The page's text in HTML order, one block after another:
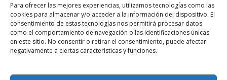
Para ofrecer las mejores experiencias, utilizamos tecnologías como las
cookies para almacenar y/o acceder a la información del dispositivo. El
consentimiento de estas tecnologías nos permitirá procesar datos
como el comportamiento de navegación o las identificaciones únicas
en este sitio. No consentir o retirar el consentimiento, puede afectar
negativamente a ciertas características y funciones.
Adrián Pérez, Zunzu y Ahmed marcaron para los jarreros. (Foto:
Redes sociales de La Calzada)
LEER MÁS